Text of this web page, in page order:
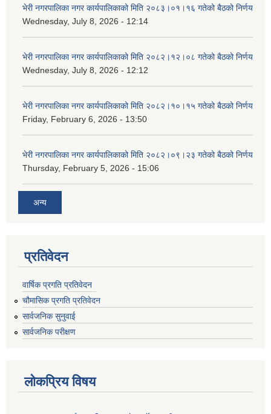
भेरी नगरपालिका नगर कार्यपालिकाको मिति २०८३।०१।१६ गतेको बैठको निर्णय
Wednesday, July 8, 2026 - 12:14
भेरी नगरपालिका नगर कार्यपालिकाको मिति २०८२।१२।०८ गतेको बैठको निर्णय
Wednesday, July 8, 2026 - 12:12
भेरी नगरपालिका नगर कार्यपालिकाको मिति २०८२।१०।१५ गतेको बैठको निर्णय
Friday, February 6, 2026 - 13:50
भेरी नगरपालिका नगर कार्यपालिकाको मिति २०८२।०९।२३ गतेको बैठको निर्णय
Thursday, February 5, 2026 - 15:06
अन्य
प्रतिवेदन
वार्षिक प्रगति प्रतिवेदन
चौमासिक प्रगति प्रतिवेदन
सार्वजनिक सुनुवाई
सार्वजनिक परीक्षण
लोकप्रिय विषय